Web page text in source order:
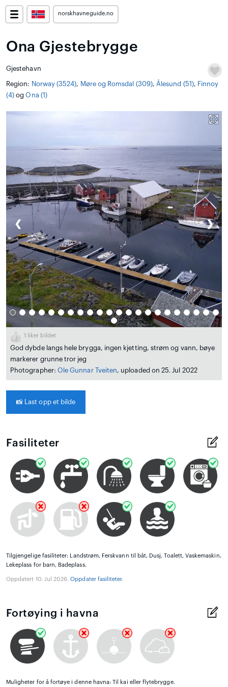
norskhavneguide.no
Ona Gjestebrygge
Gjestehavn
Region: Norway (3524), Møre og Romsdal (309), Ålesund (51), Finnoy
(4) ogOna (1)
❮ ❯
1 liker bildet
God dybde langs hele brygga, ingen kjetting, strøm og vann, bøye
markerer grunne tror jeg
Photographer: Ole Gunnar Tveiten, uploaded on 25. Jul 2022
📸 Last opp et bilde
Fasiliteter
Tilgjengelige fasiliteter: Landstrøm, Ferskvann til båt, Dusj, Toalett, Vaskemaskin,
Lekeplass for barn, Badeplass.
Oppdatert 10. Jul 2026.Oppdater fasiliteter.
Fortøying i havna
Muligheter for å fortøye i denne havna: Til kai eller flytebrygge.